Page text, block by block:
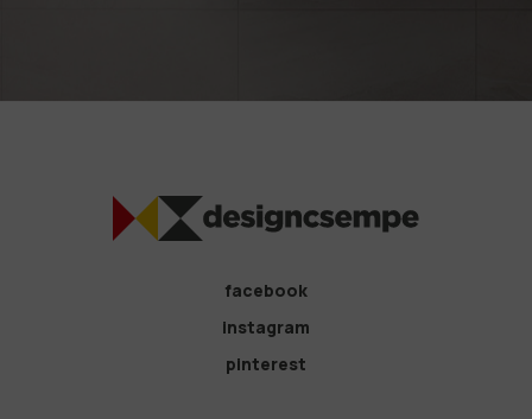
facebook
instagram
pinterest